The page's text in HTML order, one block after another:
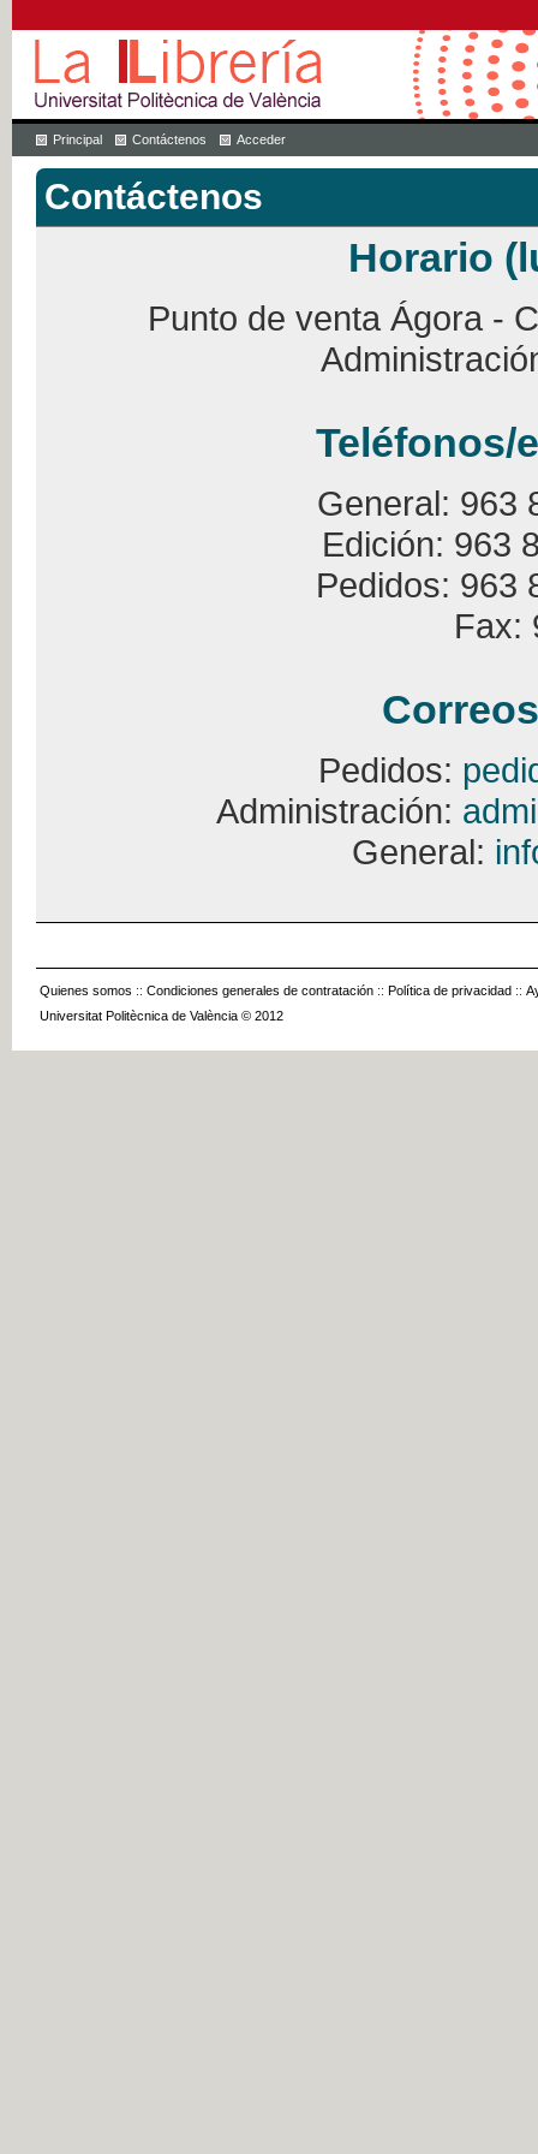
Principal Contáctenos Acceder
Contáctenos
Horario
Punto de venta Ágora -
Teléfonos/
General: 963
Edición: 963
Pedidos: 963
Fax:
Pedidos:
Administración:
General:
Quienes somos :: Condiciones generales de contratación :: Política de privacidad ::
Universitat Politècnica de València © 2012